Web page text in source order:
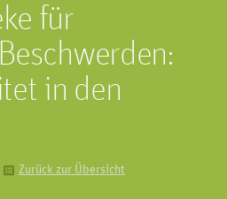
für
in den
Zurück zur Übersicht